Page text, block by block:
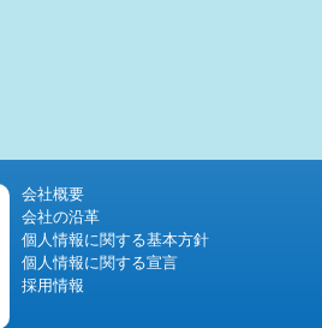
会社概要
会社の沿革
個人情報に関する基本方針
個人情報に関する宣言
採用情報